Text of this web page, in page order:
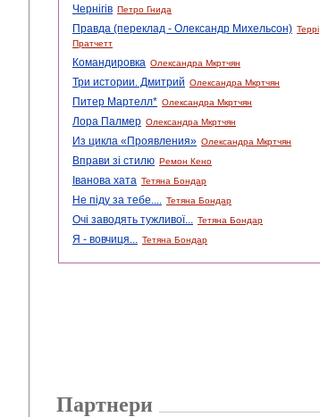
Чернігів Петро Гнида
Правда (переклад - Олександр Михельсон) Террі
Пратчетт
Командировка Олександра Мкртчян
Три истории. Дмитрий Олександра Мкртчян
Питер Мартелл* Олександра Мкртчян
Лора Палмер Олександра Мкртчян
Из цикла «Проявления» Олександра Мкртчян
Вправи зі стилю Ремон Кено
Іванова хата Тетяна Бондар
Не піду за тебе.... Тетяна Бондар
Очі заводять тужливої... Тетяна Бондар
Я - вовчиця... Тетяна Бондар
Партнери